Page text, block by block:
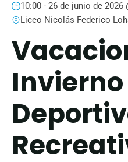
10:00 - 26 de junio de 2026
Liceo Nicolás Federico
Invierno